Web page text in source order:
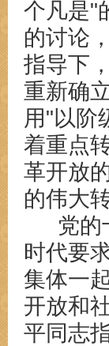
个凡是"
的讨论
指导下
重新确
用"以阶
着重点
革开放
的伟大
党的
时代要
集体一
开放和
平同志